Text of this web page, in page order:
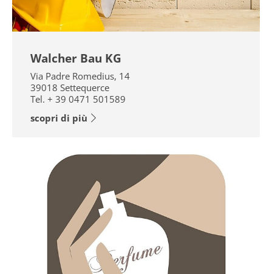
Walcher Bau KG
Via Padre Romedius, 14
39018 Settequerce
Tel. + 39 0471 501589
scopri di più